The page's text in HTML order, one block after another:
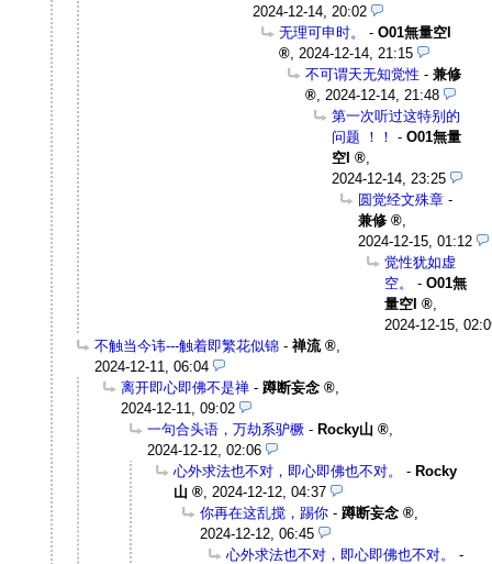
2024-12-14, 20:02
无理可申时。
- O01無量空I
2024-12-14, 21:15
不可谓天无知觉性 - 兼修
2024-12-14, 21:48
第一次听过这特别的
问题 ！！ - O01無量
空I
2024-12-14, 23:25
圆觉经文殊章 -
兼修
2024-12-15, 01:12
觉性犹如虚
空。
- O01無
量空I
2024-12-15,
不触当今讳---触着即繁花似锦 - 禅流
2024-12-11, 06:04
离开即心即佛不是禅 - 蹲断妄念
2024-12-11, 09:02
一句合头语，万劫系驴橛 - Rocky山
2024-12-12, 02:06
心外求法也不对，即心即佛也不对。
- Rocky
山
2024-12-12, 04:37
你再在这乱搅，踢你 - 蹲断妄念
2024-12-12, 06:45
心外求法也不对，即心即佛也不对。
-